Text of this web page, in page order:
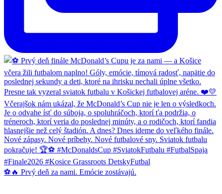
⚽🔥 Prvý deň za nami. Emócie zostávajú.